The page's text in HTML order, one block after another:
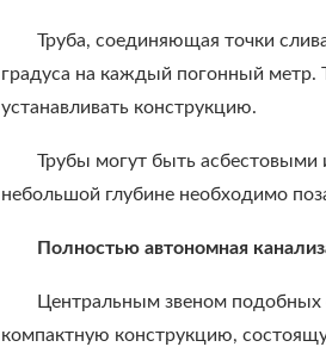
Труба, соединяющая точки
градуса на каждый погонный метр.
устанавливать конструкцию.
Трубы могут быть асбестовыми
небольшой глубине необходимо
Полностью автономная
Центральным звеном подобных
компактную конструкцию,